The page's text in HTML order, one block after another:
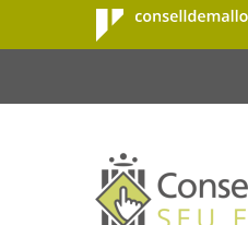
Salta al contingut principal
Consell de
Mallorca